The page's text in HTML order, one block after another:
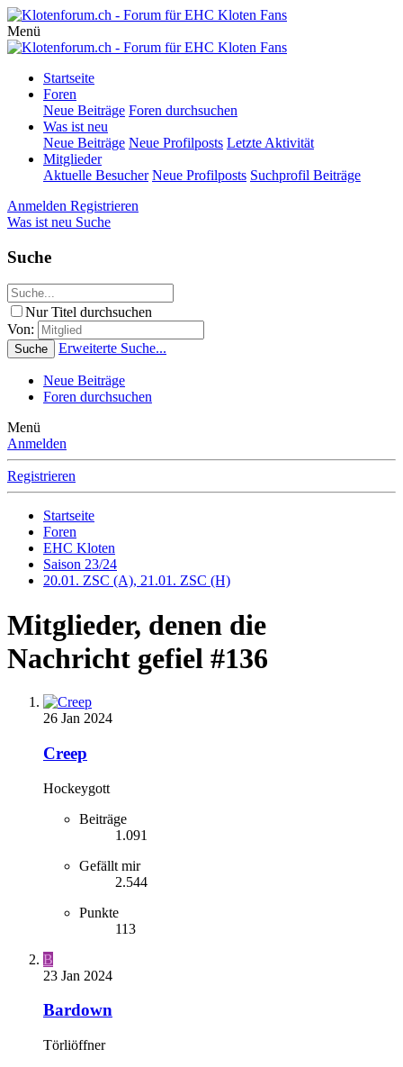
Menü
Startseite
Foren
Neue Beiträge Foren durchsuchen
Was ist neu
Neue Beiträge Neue Profilposts Letzte Aktivität
Mitglieder
Aktuelle Besucher Neue Profilposts Suchprofil Beiträge
Anmelden Registrieren
Was ist neu Suche
Suche
Nur Titel durchsuchen
Von:
Suche Erweiterte Suche...
Neue Beiträge
Foren durchsuchen
Menü
Anmelden
Registrieren
Startseite
Foren
EHC Kloten
Saison 23/24
20.01. ZSC (A), 21.01. ZSC (H)
Mitglieder, denen die
Nachricht gefiel #136
26 Jan 2024
Creep
Hockeygott
Beiträge
1.091
Gefällt mir
2.544
Punkte
113
B
23 Jan 2024
Bardown
Törliöffner